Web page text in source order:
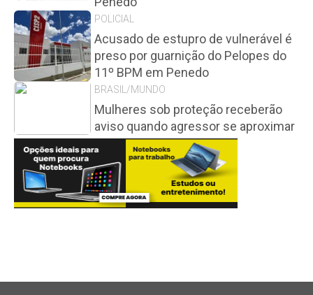
POLICIAL
Acusado de estupro de vulnerável é
preso por guarnição do Pelopes do
11º BPM em Penedo
BRASIL/MUNDO
Mulheres sob proteção receberão
aviso quando agressor se aproximar